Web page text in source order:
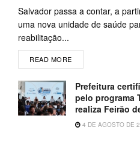
Salvador passa a contar, a
uma nova unidade de saúde
reabilitação...
READ MORE
Prefeitura
pelo programa
realiza Feirão
4 DE AGOSTO DE